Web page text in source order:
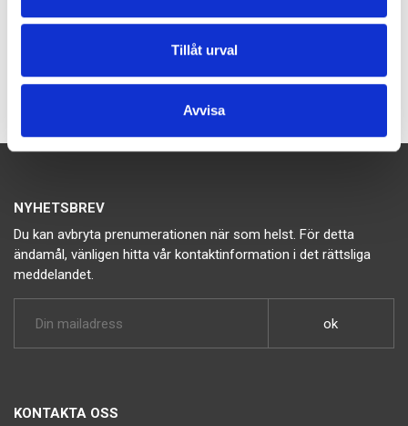
Tillåt urval
Avvisa
NYHETSBREV
Du kan avbryta prenumerationen när som helst. För detta
ändamål, vänligen hitta vår kontaktinformation i det rättsliga
meddelandet.
KONTAKTA OSS